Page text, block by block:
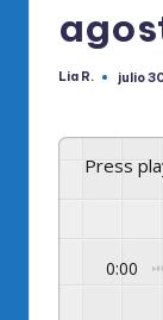
Publicado
Lia R. julio
Press
0:00